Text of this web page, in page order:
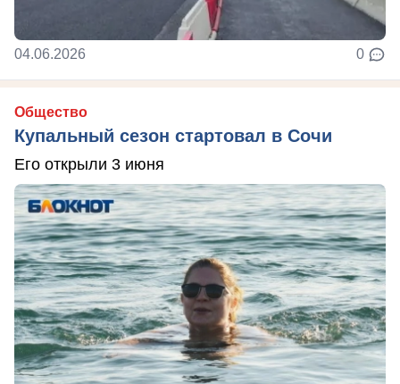
04.06.2026 0
Общество
Купальный сезон стартовал в Сочи
Его открыли 3 июня